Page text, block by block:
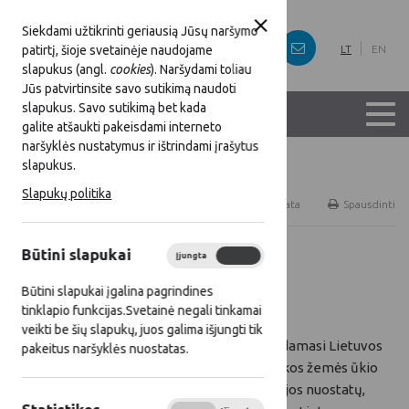
Siekdami užtikrinti geriausią Jūsų naršymo
patirtį, šioje svetainėje naudojame
slapukus (angl. cookies). Naršydami toliau
Jūs patvirtinsite savo sutikimą naudoti
slapukus. Savo sutikimą bet kada
galite atšaukti pakeisdami interneto
naršyklės nustatymus ir ištrindami įrašytus
slapukus.
Slapukų politika
Būtini slapukai Įjungta
Būtini slapukai įgalina pagrindines
tinklapio funkcijas.Svetainė negali tinkamai
veikti be šių slapukų, juos galima išjungti tik
pakeitus naršyklės nuostatas.
LT EN
Titulinis
Spausdinti
Naujienų prenumerata
Visos naujienos
2016 07 28
Vadovaudamasi Lietuvos
Respublikos žemės ūkio
ministerijos nuostatų,